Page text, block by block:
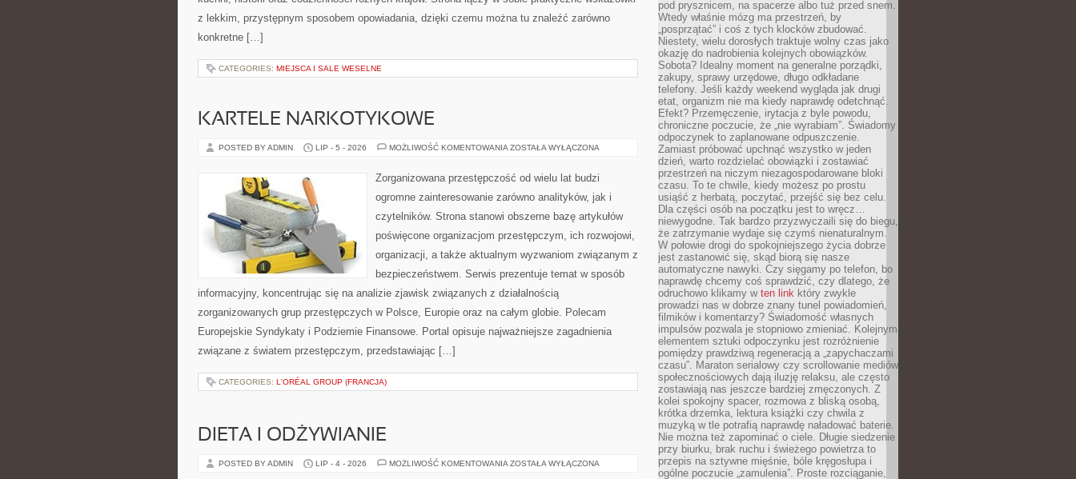
z lekkim, przystępnym sposobem opowiadania, dzięki czemu można tu znaleźć zarówno
konkretne […]
CATEGORIES: MIEJSCA I SALE WESELNE
KARTELE NARKOTYKOWE
POSTED BY ADMIN LIP - 5 - 2026 MOŻLIWOŚĆ KOMENTOWANIA KARTELE
ZOSTAŁA WYŁĄCZONA
Zorganizowana przestępczość od wielu lat budzi
ogromne zainteresowanie zarówno analityków, jak i
czytelników. Strona stanowi obszerne bazę artykułów
poświęcone organizacjom przestępczym, ich rozwojowi,
organizacji, a także aktualnym wyzwaniom związanym z
bezpieczeństwem. Serwis prezentuje temat w sposób
informacyjny, koncentrując się na analizie zjawisk związanych z działalnością
zorganizowanych grup przestępczych w Polsce, Europie oraz na całym globie. Polecam
Europejskie Syndykaty i Podziemie Finansowe. Portal opisuje najważniejsze zagadnienia
związane z światem przestępczym, przedstawiając […]
CATEGORIES: L'ORÉAL GROUP (FRANCJA)
DIETA I ODŻYWIANIE
POSTED BY ADMIN LIP - 4 - 2026 MOŻLIWOŚĆ KOMENTOWANIA DIETA
ZOSTAŁA WYŁĄCZONA
pod prysznicem, na spacerze albo tuż przed snem.
Wtedy właśnie mózg ma przestrzeń, by
„posprzątać” i coś z tych klocków zbudować.
Niestety, wielu dorosłych traktuje wolny czas jako
okazję do nadrobienia kolejnych obowiązków.
Sobota? Idealny moment na generalne porządki,
zakupy, sprawy urzędowe, długo odkładane
telefony. Jeśli każdy weekend wygląda jak drugi
etat, organizm nie ma kiedy naprawdę odetchnąć.
Efekt? Przemęczenie, irytacja z byle powodu,
chroniczne poczucie, że „nie wyrabiam”. Świadomy
odpoczynek to zaplanowane odpuszczenie.
Zamiast próbować upchnąć wszystko w jeden
dzień, warto rozdzielać obowiązki i zostawiać
przestrzeń na niczym niezagospodarowane bloki
czasu. To te chwile, kiedy możesz po prostu
usiąść z herbatą, poczytać, przejść się bez celu.
Dla części osób na początku jest to wręcz…
niewygodne. Tak bardzo przyzwyczaili się do biegu,
że zatrzymanie wydaje się czymś nienaturalnym.
W połowie drogi do spokojniejszego życia dobrze
jest zastanowić się, skąd biorą się nasze
automatyczne nawyki. Czy sięgamy po telefon, bo
naprawdę chcemy coś sprawdzić, czy dlatego, że
odruchowo klikamy w ten link który zwykle
prowadzi nas w dobrze znany tunel powiadomień,
filmików i komentarzy? Świadomość własnych
impulsów pozwala je stopniowo zmieniać. Kolejnym
elementem sztuki odpoczynku jest rozróżnienie
pomiędzy prawdziwą regeneracją a „zapychaczami
czasu”. Maraton serialowy czy scrollowanie mediów
społecznościowych dają iluzję relaksu, ale często
zostawiają nas jeszcze bardziej zmęczonych. Z
kolei spokojny spacer, rozmowa z bliską osobą,
krótka drzemka, lektura książki czy chwila z
muzyką w tle potrafią naprawdę naładować baterie.
Nie można też zapominać o ciele. Długie siedzenie
przy biurku, brak ruchu i świeżego powietrza to
przepis na sztywne mięśnie, bóle kręgosłupa i
ogólne poczucie „zamulenia”. Proste rozciąganie,